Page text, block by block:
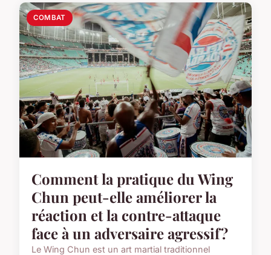
COMBAT
Comment la pratique du Wing
Chun peut-elle améliorer la
réaction et la contre-attaque
face à un adversaire agressif?
Le Wing Chun est un art martial traditionnel